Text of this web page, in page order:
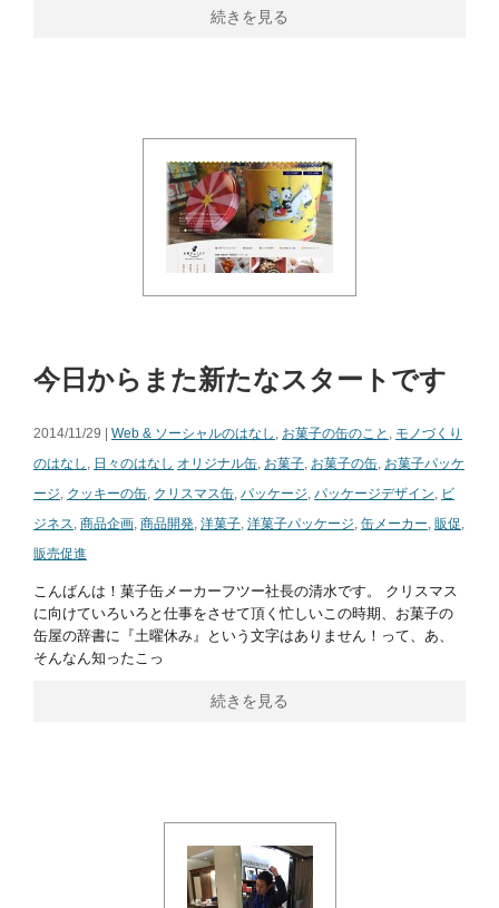
続きを見る
今日からまた新たなスタートです
2014/11/29 | Web & ソーシャルのはなし , お菓子の缶のこと , モノづくり
のはなし , 日々のはなし オリジナル缶, お菓子, お菓子の缶, お菓子パッケ
ージ, クッキーの缶, クリスマス缶, パッケージ, パッケージデザイン, ビ
ジネス, 商品企画, 商品開発, 洋菓子, 洋菓子パッケージ, 缶メーカー, 販促,
販売促進
こんばんは！菓子缶メーカーフツー社長の清水です。 クリスマス
に向けていろいろと仕事をさせて頂く忙しいこの時期、お菓子の
缶屋の辞書に『土曜休み』という文字はありません！って、あ、
そんなん知ったこっ
続きを見る